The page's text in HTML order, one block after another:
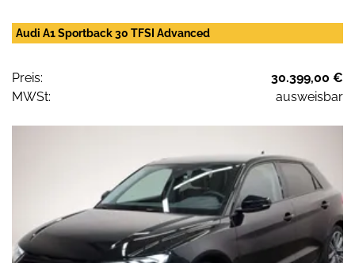
Audi A1 Sportback 30 TFSI Advanced
Preis:
30.399,00 €
MWSt:
ausweisbar